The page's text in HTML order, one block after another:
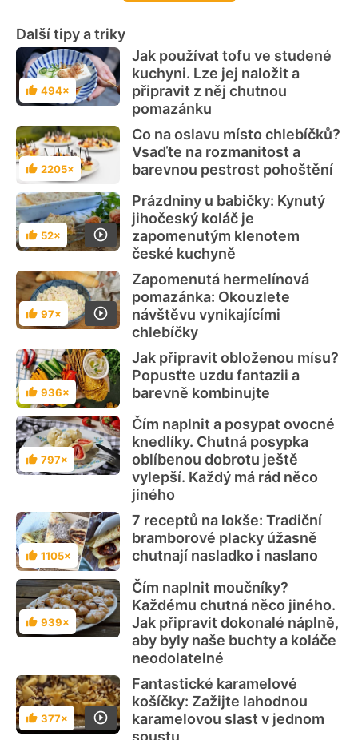
Další tipy a triky
Hodnocení
494×
Jak používat tofu ve studené
kuchyni. Lze jej naložit a
připravit z něj chutnou
pomazánku
Hodnocení
2205×
Co na oslavu místo chlebíčků?
Vsaďte na rozmanitost a
barevnou pestrost pohoštění
Hodnocení
52×
Prázdniny u babičky: Kynutý
jihočeský koláč je
zapomenutým klenotem
české kuchyně
Hodnocení
97×
Zapomenutá hermelínová
pomazánka: Okouzlete
návštěvu vynikajícími
chlebíčky
Hodnocení
936×
Jak připravit obloženou mísu?
Popusťte uzdu fantazii a
barevně kombinujte
Hodnocení
797×
Čím naplnit a posypat ovocné
knedlíky. Chutná posypka
oblíbenou dobrotu ještě
vylepší. Každý má rád něco
jiného
Hodnocení
1105×
7 receptů na lokše: Tradiční
bramborové placky úžasně
chutnají nasladko i naslano
Hodnocení
939×
Čím naplnit moučníky?
Každému chutná něco jiného.
Jak připravit dokonalé náplně,
aby byly naše buchty a koláče
neodolatelné
Hodnocení
377×
Fantastické karamelové
košíčky: Zažijte lahodnou
karamelovou slast v jednom
soustu